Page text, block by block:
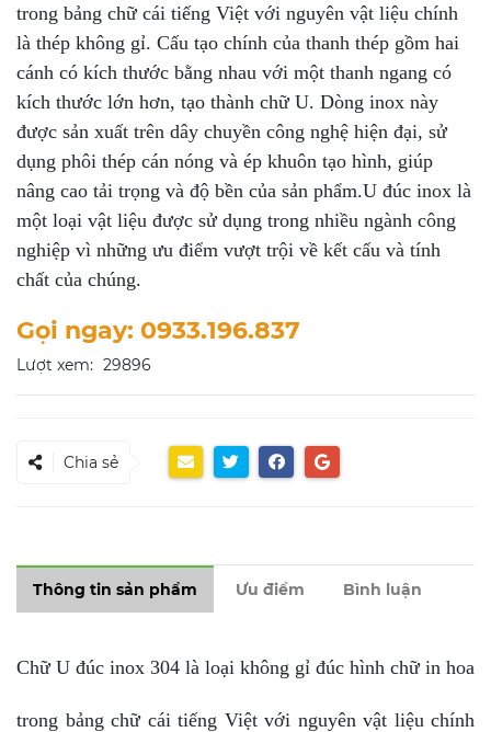
trong bảng chữ cái tiếng Việt với nguyên vật liệu chính
là thép không gỉ. Cấu tạo chính của thanh thép gồm hai
cánh có kích thước bằng nhau với một thanh ngang có
kích thước lớn hơn, tạo thành chữ U. Dòng inox này
được sản xuất trên dây chuyền công nghệ hiện đại, sử
dụng phôi thép cán nóng và ép khuôn tạo hình, giúp
nâng cao tải trọng và độ bền của sản phẩm.U đúc inox là
một loại vật liệu được sử dụng trong nhiều ngành công
nghiệp vì những ưu điểm vượt trội về kết cấu và tính
chất của chúng.
Gọi ngay: 0933.196.837
Lượt xem: 29896
Chia sẻ
Thông tin sản phẩm Ưu điểm Bình luận
Chữ U đúc inox 304 là loại không gỉ đúc hình chữ in hoa
trong bảng chữ cái tiếng Việt với nguyên vật liệu chính